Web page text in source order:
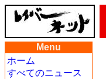
Menu
ホーム
すべてのニュース